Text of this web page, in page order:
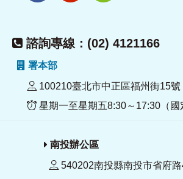
諮詢專線：(02) 4121166
署本部
100210臺北市中正區福州街15號
星期一至星期五8:30～17:30（國
南投辦公區
540202南投縣南投市省府